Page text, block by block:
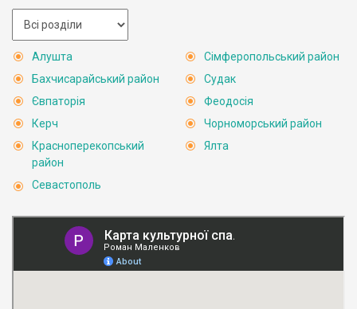
Алушта
Бахчисарайський район
Євпаторія
Керч
Красноперекопський
район
Севастополь
Сімферопольський район
Судак
Феодосія
Чорноморський район
Ялта